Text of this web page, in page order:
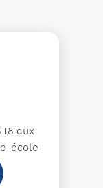
18 aux
école